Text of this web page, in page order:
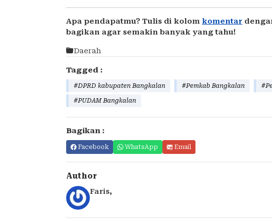
Apa pendapatmu? Tulis di kolom komentar
bagikan agar semakin banyak yang tahu!
Daerah
Tagged :
#DPRD kabupaten Bangkalan #Pemkab Bangkalan
#PUDAM Bangkalan
Bagikan :
Facebook WhatsApp Email
Author
Faris,